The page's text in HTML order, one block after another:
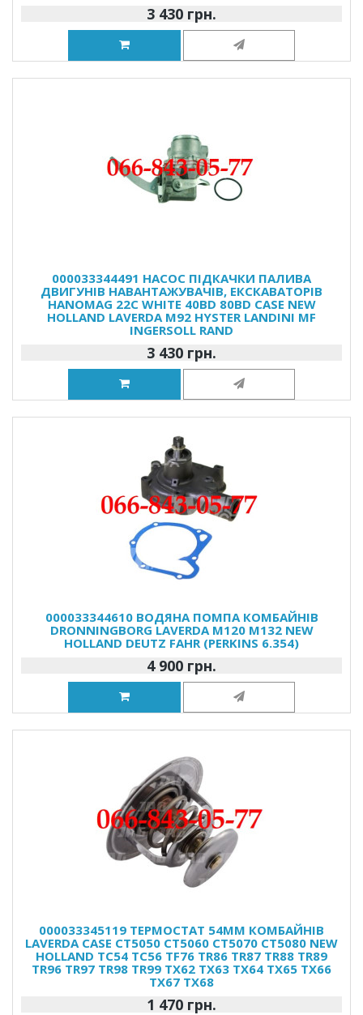
3 430 грн.
000033344491 НАСОС ПІДКАЧКИ ПАЛИВА
ДВИГУНІВ НАВАНТАЖУВАЧІВ, ЕКСКАВАТОРІВ
HANOMAG 22C WHITE 40BD 80BD CASE NEW
HOLLAND LAVERDA M92 HYSTER LANDINI MF
INGERSOLL RAND
3 430 грн.
000033344610 ВОДЯНА ПОМПА КОМБАЙНІВ
DRONNINGBORG LAVERDA M120 M132 NEW
HOLLAND DEUTZ FAHR (PERKINS 6.354)
4 900 грн.
000033345119 ТЕРМОСТАТ 54ММ КОМБАЙНІВ
LAVERDA CASE CT5050 CT5060 CT5070 CT5080 NEW
HOLLAND TC54 TC56 TF76 TR86 TR87 TR88 TR89
TR96 TR97 TR98 TR99 TX62 TX63 TX64 TX65 TX66
TX67 TX68
1 470 грн.